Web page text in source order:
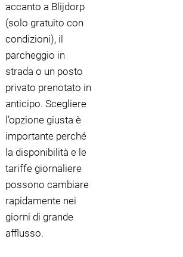
accanto a Blijdorp
(solo gratuito con
condizioni), il
parcheggio in
strada o un posto
privato prenotato in
anticipo. Scegliere
l’opzione giusta è
importante perché
la disponibilità e le
tariffe giornaliere
possono cambiare
rapidamente nei
giorni di grande
afflusso.